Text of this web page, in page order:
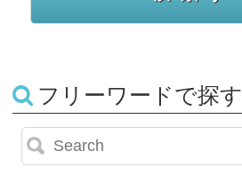
フリーワードで探す